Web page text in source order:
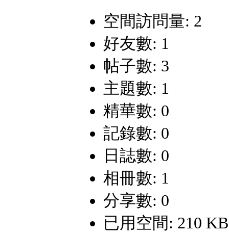
空間訪問量: 2
好友數: 1
帖子數: 3
主題數: 1
精華數: 0
記錄數: 0
日誌數: 0
相冊數: 1
分享數: 0
已用空間: 210 KB